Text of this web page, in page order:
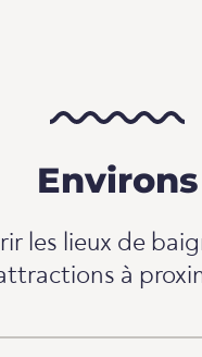
Environs
les lieux de
à